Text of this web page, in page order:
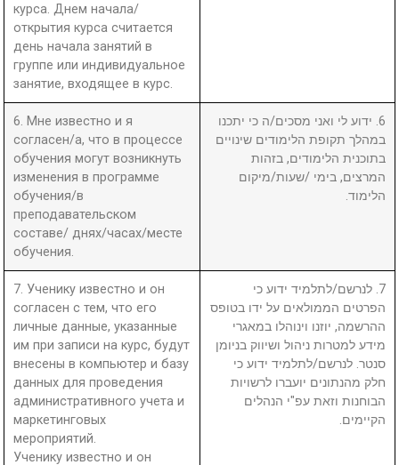
курса. Днем начала/
открытия курса считается
день начала занятий в
группе или индивидуальное
занятие, входящее в курс.
6. Мне известно и я
согласен/а, что в процессе
обучения могут возникнуть
изменения в программе
обучения/в
преподавательском
составе/ днях/часах/месте
обучения.
6. ידוע לי ואני מסכים/ה כי יתכנו
במהלך תקופת הלימודים שינויים
בתוכנית הלימודים, בזהות
המרצים, בימי /שעות/מיקום
הלימוד.
7. Ученику известно и он
согласен с тем, что его
личные данные, указанные
им при записи на курс, будут
внесены в компьютер и базу
данных для проведения
административного учета и
маркетинговых
мероприятий.
Ученику известно и он
7. לנרשם/לתלמיד ידוע כי
הפרטים הממולאים על ידו בטופס
ההרשמה, יוזנו וינוהלו במאגרי
מידע למטרות ניהול ושיווק בניומן
סנטר. לנרשם/לתלמיד ידוע כי
חלק מהנתונים יועברו לרשויות
הבוחנות וזאת עפ"י הנהלים
הקיימים.